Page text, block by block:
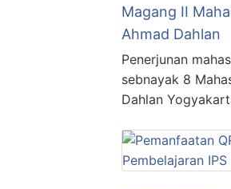
Magang II
Ahmad Dahlan
Penerjunan
sebnayak 8
Dahlan